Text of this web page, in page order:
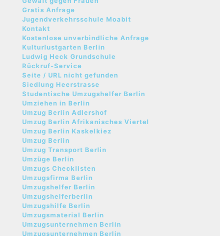
Gratis Anfrage
Jugendverkehrsschule Moabit
Kontakt
Kostenlose unverbindliche Anfrage
Kulturlustgarten Berlin
Ludwig Heck Grundschule
Rückruf-Service
Seite / URL nicht gefunden
Siedlung Heerstrasse
Studentische Umzugshelfer Berlin
Umziehen in Berlin
Umzug Berlin Adlershof
Umzug Berlin Afrikanisches Viertel
Umzug Berlin Kaskelkiez
Umzug Berlin
Umzug Transport Berlin
Umzüge Berlin
Umzugs Checklisten
Umzugsfirma Berlin
Umzugshelfer Berlin
Umzugshelferberlin
Umzugshilfe Berlin
Umzugsmaterial Berlin
Umzugsunternehmen Berlin
Umzugsunternehmen Berlin